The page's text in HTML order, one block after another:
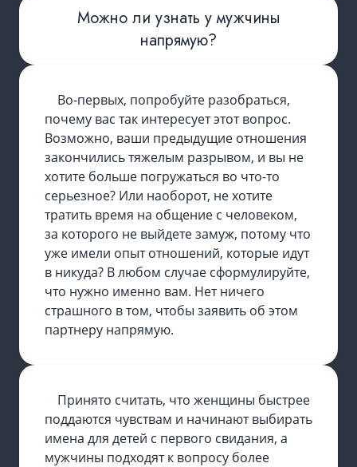
Можно ли узнать у мужчины
напрямую?
Во-первых, попробуйте разобраться,
почему вас так интересует этот вопрос.
Возможно, ваши предыдущие отношения
закончились тяжелым разрывом, и вы не
хотите больше погружаться во что-то
серьезное? Или наоборот, не хотите
тратить время на общение с человеком,
за которого не выйдете замуж, потому что
уже имели опыт отношений, которые идут
в никуда? В любом случае сформулируйте,
что нужно именно вам. Нет ничего
страшного в том, чтобы заявить об этом
партнеру напрямую.
Принято считать, что женщины быстрее
поддаются чувствам и начинают выбирать
имена для детей с первого свидания, а
мужчины подходят к вопросу более